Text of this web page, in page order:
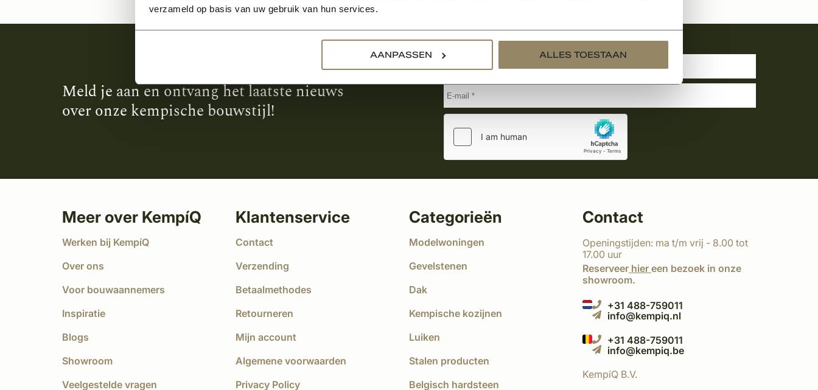
verzameld op basis van uw gebruik van hun services.
AANPASSEN ALLES TOESTAAN
Meld je aan en ontvang het laatste nieuws
over onze kempische bouwstijl!
Meer over KempíQ
Werken bij KempíQ
Over ons
Voor bouwaannemers
Inspiratie
Blogs
Showroom
Veelgestelde vragen
Klantenservice
Contact
Verzending
Betaalmethodes
Retourneren
Mijn account
Algemene voorwaarden
Privacy Policy
Categorieën
Modelwoningen
Gevelstenen
Dak
Kempische kozijnen
Luiken
Stalen producten
Belgisch hardsteen
Contact
Openingstijden: ma t/m vrij - 8.00 tot
17.00 uur
Reserveer hier een bezoek in onze
showroom.
+31 488-759011
info@kempiq.nl
+31 488-759011
info@kempiq.be
KempíQ B.V.